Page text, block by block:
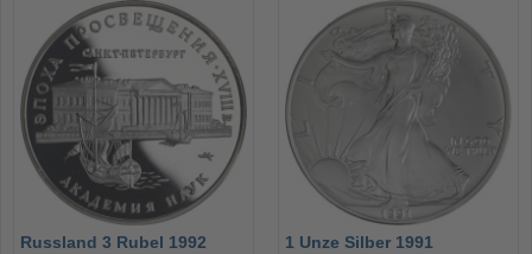
Russland 3 Rubel 1992
1 Unze Silber 1991